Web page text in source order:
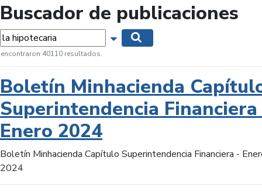
Buscador de publicaciones
Mostrar opciones de búsqueda
encontraron 40110 resultados.
Boletín Minhacienda
Superintendencia
Enero 2024
Boletín Minhacienda Capítulo Superintendencia Financiera -
2024